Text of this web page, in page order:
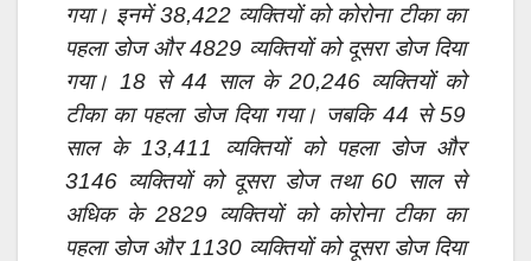
गया। इनमें 38,422 व्यक्तियों को कोरोना टीका का
पहला डोज और 4829 व्यक्तियों को दूसरा डोज दिया
गया। 18 से 44 साल के 20,246 व्यक्तियों को
टीका का पहला डोज दिया गया। जबकि 44 से 59
साल के 13,411 व्यक्तियों को पहला डोज और
3146 व्यक्तियों को दूसरा डोज तथा 60 साल से
अधिक के 2829 व्यक्तियों को कोरोना टीका का
पहला डोज और 1130 व्यक्तियों को दूसरा डोज दिया